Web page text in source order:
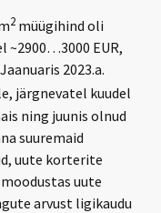
2 müügihind oli
~2900…3000 EUR,
2023.a.
järgnevatel kuudel
ning juunis olnud
suuremaid
uute korterite
uute
arvust ligikaudu